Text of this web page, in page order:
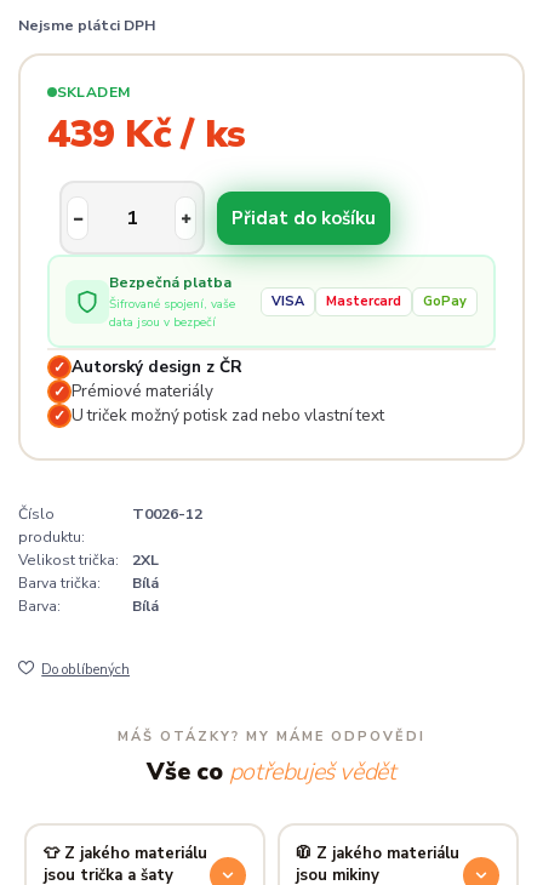
Nejsme plátci DPH
SKLADEM
439 Kč / ks
Přidat do košíku
Bezpečná platba
Šifrované spojení, vaše
data jsou v bezpečí
VISA Mastercard GoPay
✓ Autorský design z ČR
✓ Prémiové materiály
✓ U triček možný potisk zad nebo vlastní text
Číslo
produktu:
T0026-12
Velikost trička:
2XL
Barva trička:
Bílá
Barva:
Bílá
Do oblíbených
MÁŠ OTÁZKY? MY MÁME ODPOVĚDI
Vše co potřebuješ vědět
👕 Z jakého materiálu
jsou trička a šaty
🧥 Z jakého materiálu
jsou mikiny